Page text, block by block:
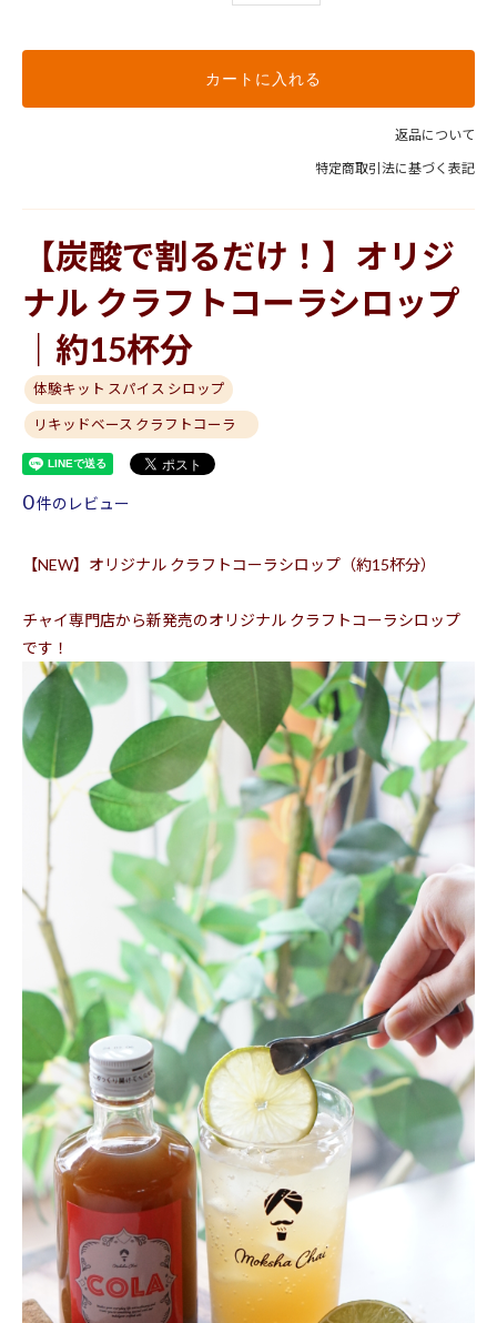
カートに入れる
返品について
特定商取引法に基づく表記
【炭酸で割るだけ！】オリジ
ナル クラフトコーラシロップ
｜約15杯分
体験キット スパイス シロップ
リキッドベース クラフトコーラ
0件のレビュー
【NEW】オリジナル クラフトコーラシロップ（約15杯分）
チャイ専門店から新発売のオリジナル クラフトコーラシロップ
です！